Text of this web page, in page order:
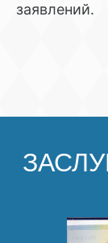
заявлений.